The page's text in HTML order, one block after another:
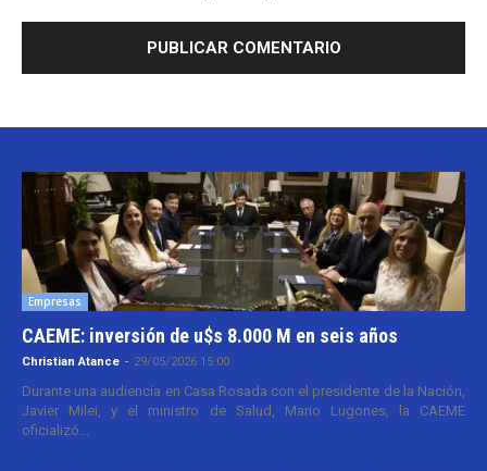
Empresas
CAEME: inversión de u$s 8.000 M en seis años
Christian Atance - 29/05/2026 15:00
Durante una audiencia en Casa Rosada con el presidente de la Nación,
Javier Milei, y el ministro de Salud, Mario Lugones, la CAEME
oficializó...